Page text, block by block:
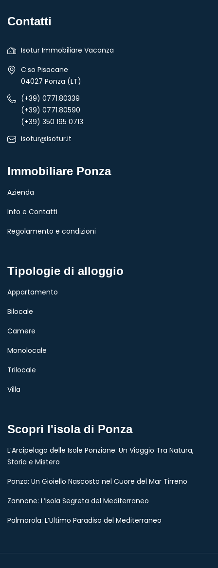
Contatti
Isotur Immobiliare Vacanza
C.so Pisacane
04027 Ponza (LT)
(+39) 0771.80339
(+39) 0771.80590
(+39) 350 195 0713
isotur@isotur.it
Immobiliare Ponza
Azienda
Info e Contatti
Regolamento e condizioni
Tipologie di alloggio
Appartamento
Bilocale
Camere
Monolocale
Trilocale
Villa
Scopri l'isola di Ponza
L’Arcipelago delle Isole Ponziane: Un Viaggio Tra Natura,
Storia e Mistero
Ponza: Un Gioiello Nascosto nel Cuore del Mar Tirreno
Zannone: L’Isola Segreta del Mediterraneo
Palmarola: L’Ultimo Paradiso del Mediterraneo